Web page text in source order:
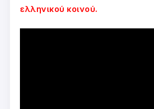
ελληνικού κοινού.